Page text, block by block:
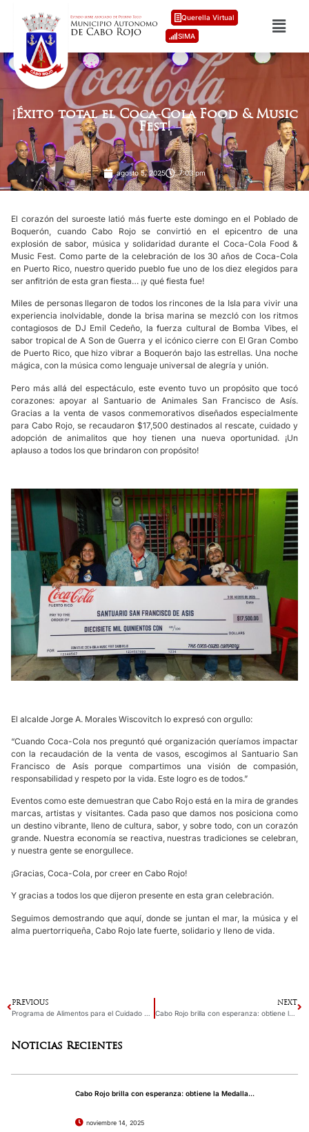
Querella Virtual
SIMA
¡Éxito total el Coca-Cola Food & Music
Fest!
agosto 5, 2025 7:03 pm
El corazón del suroeste latió más fuerte este domingo en el Poblado de
Boquerón, cuando Cabo Rojo se convirtió en el epicentro de una
explosión de sabor, música y solidaridad durante el Coca-Cola Food &
Music Fest. Como parte de la celebración de los 30 años de Coca-Cola
en Puerto Rico, nuestro querido pueblo fue uno de los diez elegidos para
ser anfitrión de esta gran fiesta… ¡y qué fiesta fue!
Miles de personas llegaron de todos los rincones de la Isla para vivir una
experiencia inolvidable, donde la brisa marina se mezcló con los ritmos
contagiosos de DJ Emil Cedeño, la fuerza cultural de Bomba Vibes, el
sabor tropical de A Son de Guerra y el icónico cierre con El Gran Combo
de Puerto Rico, que hizo vibrar a Boquerón bajo las estrellas. Una noche
mágica, con la música como lenguaje universal de alegría y unión.
Pero más allá del espectáculo, este evento tuvo un propósito que tocó
corazones: apoyar al Santuario de Animales San Francisco de Asís.
Gracias a la venta de vasos conmemorativos diseñados especialmente
para Cabo Rojo, se recaudaron $17,500 destinados al rescate, cuidado y
adopción de animalitos que hoy tienen una nueva oportunidad. ¡Un
aplauso a todos los que brindaron con propósito!
El alcalde Jorge A. Morales Wiscovitch lo expresó con orgullo:
“Cuando Coca-Cola nos preguntó qué organización queríamos impactar
con la recaudación de la venta de vasos, escogimos al Santuario San
Francisco de Asís porque compartimos una visión de compasión,
responsabilidad y respeto por la vida. Este logro es de todos.”
Eventos como este demuestran que Cabo Rojo está en la mira de grandes
marcas, artistas y visitantes. Cada paso que damos nos posiciona como
un destino vibrante, lleno de cultura, sabor, y sobre todo, con un corazón
grande. Nuestra economía se reactiva, nuestras tradiciones se celebran,
y nuestra gente se enorgullece.
¡Gracias, Coca-Cola, por creer en Cabo Rojo!
Y gracias a todos los que dijeron presente en esta gran celebración.
Seguimos demostrando que aquí, donde se juntan el mar, la música y el
alma puertorriqueña, Cabo Rojo late fuerte, solidario y lleno de vida.
PREVIOUS
Programa de Alimentos para el Cuidado de Niños y Adultos (PACNA)
NEXT
Cabo Rojo brilla con esperanza: obtiene la Medalla Círculo de Campeones
Noticias Recientes
Cabo Rojo brilla con esperanza: obtiene la Medalla...
noviembre 14, 2025